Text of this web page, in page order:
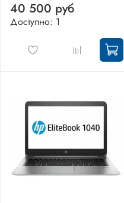
40 500 руб
Доступно: 1